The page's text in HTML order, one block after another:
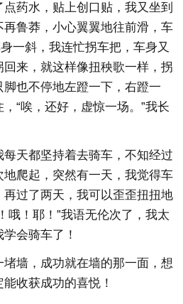
药水，贴上创口贴，我又坐到
鲁莽，小心翼翼地往前滑，车
一斜，我连忙拐车把，车身又
来，就这样像扭秧歌一样，拐
也不停地左蹬一下，右蹬一
“唉，还好，虚惊一场。”我长
天都坚持着去骑车，不知经过
爬起，突然有一天，我觉得车
过了两天，我可以歪歪扭扭地
哦！耶！”我语无伦次了，我太
会骑车了！
堵墙，成功就在墙的那一面，想
收获成功的喜悦！